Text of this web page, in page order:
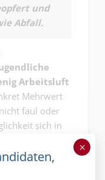
und
Abfall.
Arbeitsluft
Mehrwert
faul oder
sich in
Fähigkeiten
Sie
×